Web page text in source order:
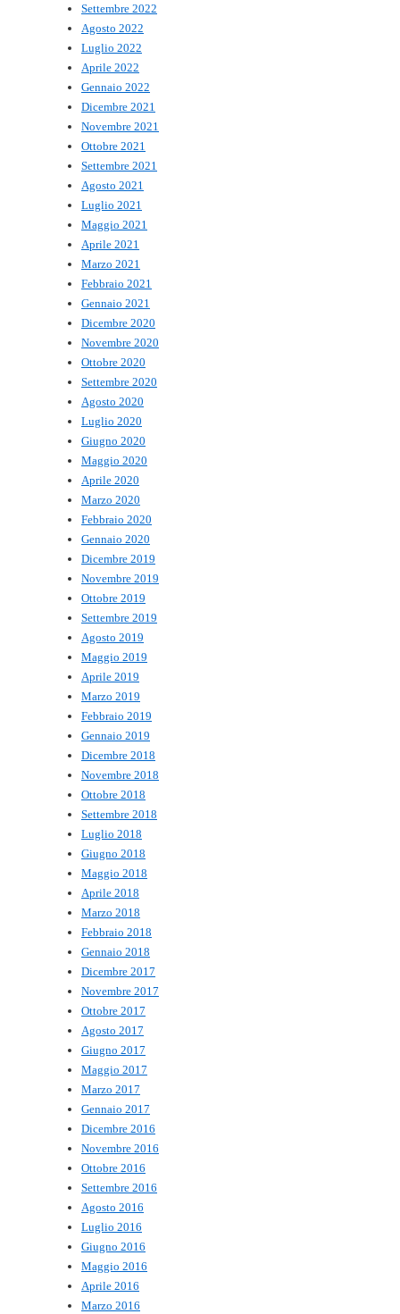
Settembre 2022
Agosto 2022
Luglio 2022
Aprile 2022
Gennaio 2022
Dicembre 2021
Novembre 2021
Ottobre 2021
Settembre 2021
Agosto 2021
Luglio 2021
Maggio 2021
Aprile 2021
Marzo 2021
Febbraio 2021
Gennaio 2021
Dicembre 2020
Novembre 2020
Ottobre 2020
Settembre 2020
Agosto 2020
Luglio 2020
Giugno 2020
Maggio 2020
Aprile 2020
Marzo 2020
Febbraio 2020
Gennaio 2020
Dicembre 2019
Novembre 2019
Ottobre 2019
Settembre 2019
Agosto 2019
Maggio 2019
Aprile 2019
Marzo 2019
Febbraio 2019
Gennaio 2019
Dicembre 2018
Novembre 2018
Ottobre 2018
Settembre 2018
Luglio 2018
Giugno 2018
Maggio 2018
Aprile 2018
Marzo 2018
Febbraio 2018
Gennaio 2018
Dicembre 2017
Novembre 2017
Ottobre 2017
Agosto 2017
Giugno 2017
Maggio 2017
Marzo 2017
Gennaio 2017
Dicembre 2016
Novembre 2016
Ottobre 2016
Settembre 2016
Agosto 2016
Luglio 2016
Giugno 2016
Maggio 2016
Aprile 2016
Marzo 2016